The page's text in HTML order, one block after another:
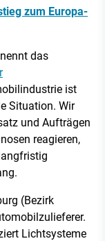
zum Europa-
das
ist
Situation. Wir
und Aufträgen
reagieren,
(Bezirk
Lichtsysteme